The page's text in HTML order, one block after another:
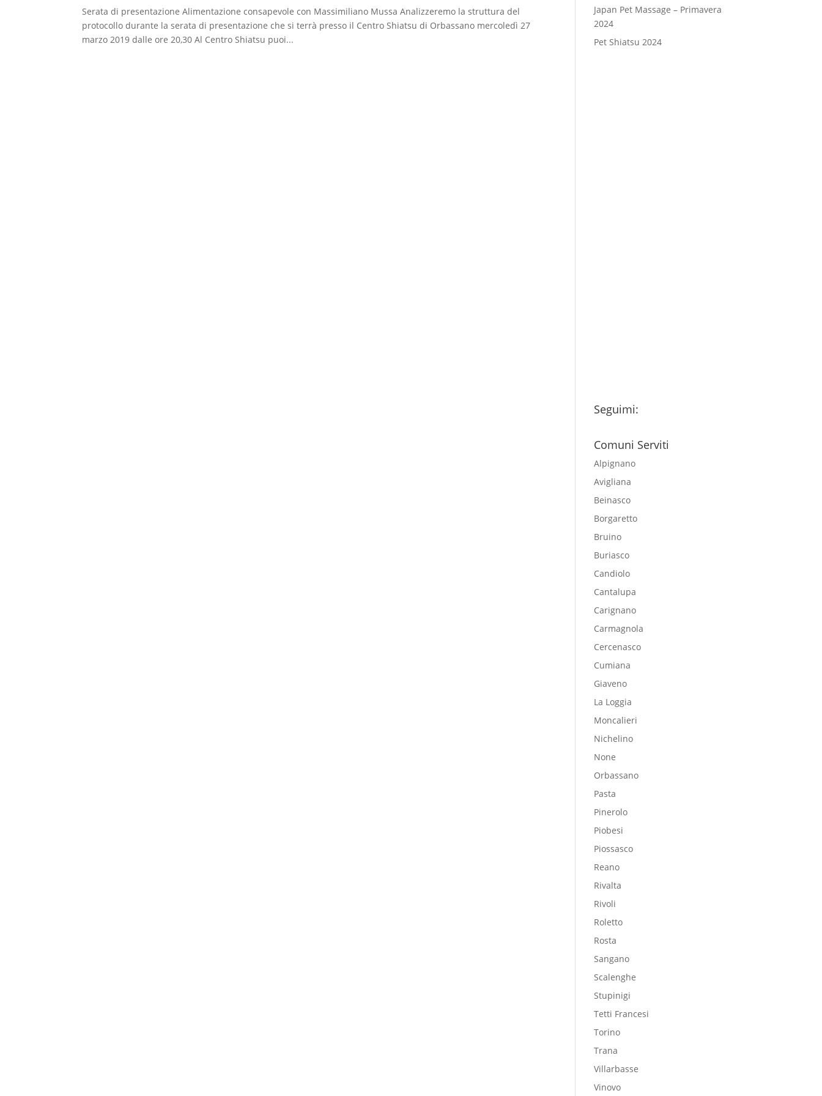
Serata di presentazione Alimentazione consapevole con Massimiliano Mussa Analizzeremo la struttura del
protocollo durante la serata di presentazione che si terrà presso il Centro Shiatsu di Orbassano mercoledì 27
marzo 2019 dalle ore 20,30 Al Centro Shiatsu puoi...
Japan Pet Massage – Primavera
2024
Pet Shiatsu 2024
Seguimi:
Comuni Serviti
Alpignano
Avigliana
Beinasco
Borgaretto
Bruino
Buriasco
Candiolo
Cantalupa
Carignano
Carmagnola
Cercenasco
Cumiana
Giaveno
La Loggia
Moncalieri
Nichelino
None
Orbassano
Pasta
Pinerolo
Piobesi
Piossasco
Reano
Rivalta
Rivoli
Roletto
Rosta
Sangano
Scalenghe
Stupinigi
Tetti Francesi
Torino
Trana
Villarbasse
Vinovo